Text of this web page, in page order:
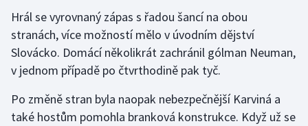
Házená
Jezdectví
Judo
Hrál se vyrovnaný zápas s řadou šancí na obou
stranách, více možností mělo v úvodním dějství
Slovácko. Domácí několikrát zachránil gólman Neuman,
v jednom případě po čtvrthodině pak tyč.
Po změně stran byla naopak nebezpečnější Karviná a
také hostům pomohla branková konstrukce. Když už se